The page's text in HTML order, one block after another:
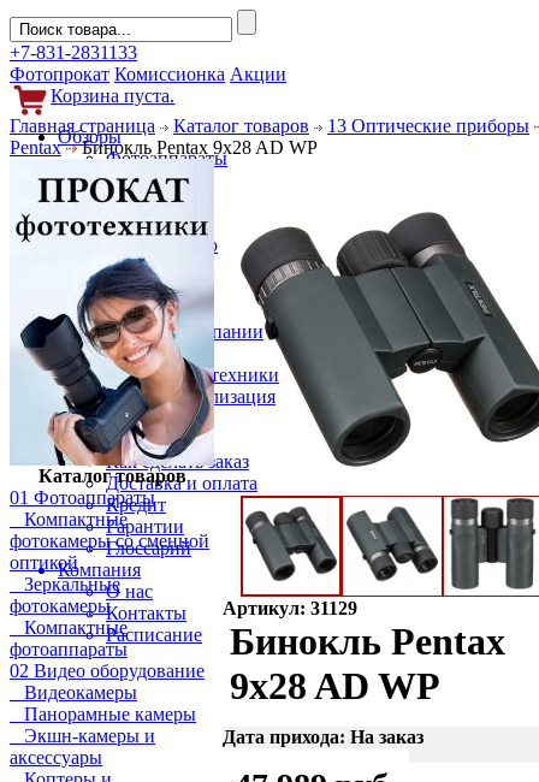
+7-831-2831133
Фотопрокат Комиссионка Акции
Корзина пуста.
Обзоры
Фотоаппараты
Объективы
Фильтры
Новости
Фото и видео
Гаджеты
Аксессуары
Слухи
Новости компании
Услуги
Прокат фототехники
Выкуп и реализация
Покупателям
Акции
Как сделать заказ
Доставка и оплата
Кредит
Гарантии
Глоссарий
Компания
О нас
Контакты
Расписание
Главная страница Каталог товаров
13 Оптические приборы
Pentax
Бинокль Pentax 9x28 AD WP
Каталог товаров
01 Фотоаппараты
Компактные
фотокамеры со сменной
оптикой
Зеркальные
фотокамеры
Компактные
фотоаппараты
02 Видео оборудование
Видеокамеры
Панорамные камеры
Экшн-камеры и
аксессуары
Артикул: 31129
Бинокль Pentax
9x28 AD WP
Дата прихода: На заказ